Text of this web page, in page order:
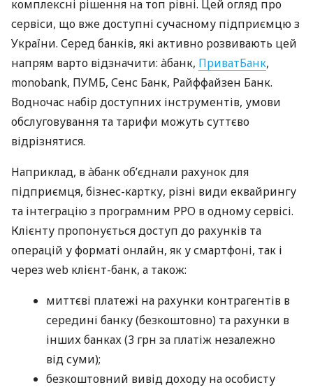
комплексні рішення на топ рівні. Цей огляд про
сервіси, що вже доступні сучасному підприємцю з
України. Серед банків, які активно розвивають цей
напрям варто відзначити: àбанк, ПриватБанк,
monobank, ПУМБ, Сенс Банк, Райффайзен Банк.
Водночас набір доступних інструментів, умови
обслуговування та тарифи можуть суттєво
відрізнятися.
Наприклад, в àбанк об’єднали рахунок для
підприємця, бізнес-картку, різні види еквайрингу
та інтеграцію з програмним РРО в одному сервісі.
Клієнту пропонується доступ до рахунків та
операцій у форматі онлайн, як у смартфоні, так і
через web клієнт-банк, а також:
миттєві платежі на рахунки контрагентів в
середині банку (безкоштовно) та рахунки в
інших банках (3 грн за платіж незалежно
від суми);
безкоштовний вивід доходу на особисту